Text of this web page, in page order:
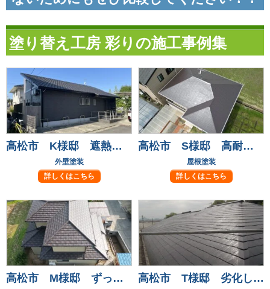
塗り替え工房 彩りの施工事例集
高松市 K様邸 遮熱フッ素塗料で長持ち安心！
外壁塗装
詳しくはこちら
高松市 S様邸 高耐候フッ素塗料で屋根塗装！
屋根塗装
詳しくはこちら
高松市 M様邸 ずっと気になっていた屋根瓦も葺き替えて安心！ 高松市 T様邸 劣化して気になっていた屋根も元通り